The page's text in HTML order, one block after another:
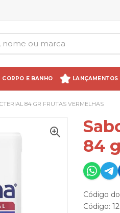
CORPO E BANHO LANÇAMENTOS
84 GR FRUTAS VERMELHAS
84
Código
Código: